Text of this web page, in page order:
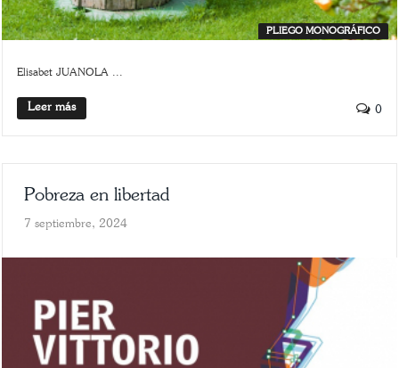
PLIEGO MONOGRÁFICO
Elisabet JUANOLA ...
Leer más 0
Pobreza en libertad
7 septiembre, 2024